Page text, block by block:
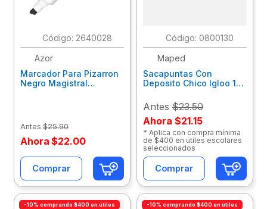
: 2640028
Azor
Marcador Para Pizarron
Negro Magistral
Antes $25.90
Ahora $22.00
Comprar
: 0800130
Maped
Sacapuntas Con
Deposito Chico Igloo 1
634754Zm
Antes $23.50
Ahora $21.15
* Aplica con compra mínima
de $400 en útiles escolares
seleccionados
Comprar
-10% comprando $400 en útiles -10% comprando $400 en útiles